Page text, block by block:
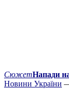
СюжетНапади
Новини України